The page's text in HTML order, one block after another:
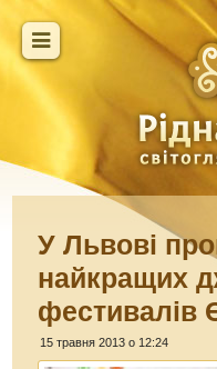
У Львові
найкращих
фестивалів
15 травня 2013 о 12:24